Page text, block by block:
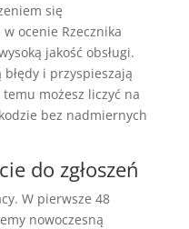
się
ocenie Rzecznika
jakość obsługi.
i przyspieszają
możesz liczyć na
bez nadmiernych
do zgłoszeń
W pierwsze 48
nowoczesną